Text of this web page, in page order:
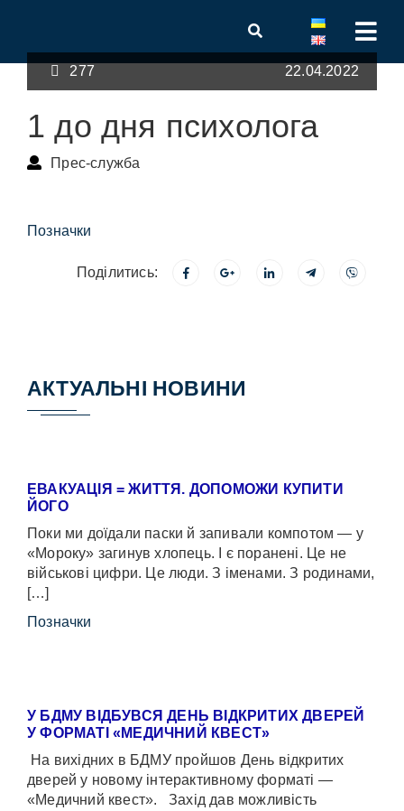
277 22.04.2022
1 до дня психолога
Прес-служба
Позначки
Поділитись:
АКТУАЛЬНІ НОВИНИ
ЕВАКУАЦІЯ = ЖИТТЯ. ДОПОМОЖИ КУПИТИ
ЙОГО
Поки ми доїдали паски й запивали компотом — у
«Мороку» загинув хлопець. І є поранені. Це не
військові цифри. Це люди. З іменами. З родинами,
[…]
Позначки
У БДМУ ВІДБУВСЯ ДЕНЬ ВІДКРИТИХ ДВЕРЕЙ
У ФОРМАТІ «МЕДИЧНИЙ КВЕСТ»
На вихідних в БДМУ пройшов День відкритих
дверей у новому інтерактивному форматі —
«Медичний квест». Захід дав можливість